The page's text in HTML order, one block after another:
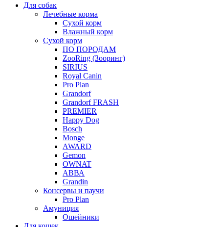
Для собак
Лечебные корма
Сухой корм
Влажный корм
Сухой корм
ПО ПОРОДАМ
ZooRing (Зооринг)
SIRIUS
Royal Canin
Pro Plan
Grandorf
Grandorf FRASH
PREMIER
Happy Dog
Bosch
Monge
AWARD
Gemon
OWNAT
АВВА
Grandin
Консервы и паучи
Pro Plan
Амуниция
Ошейники